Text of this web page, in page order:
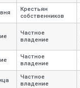
Крестьян
собственников
Частное
владение
Частное
владение
Частное
владение